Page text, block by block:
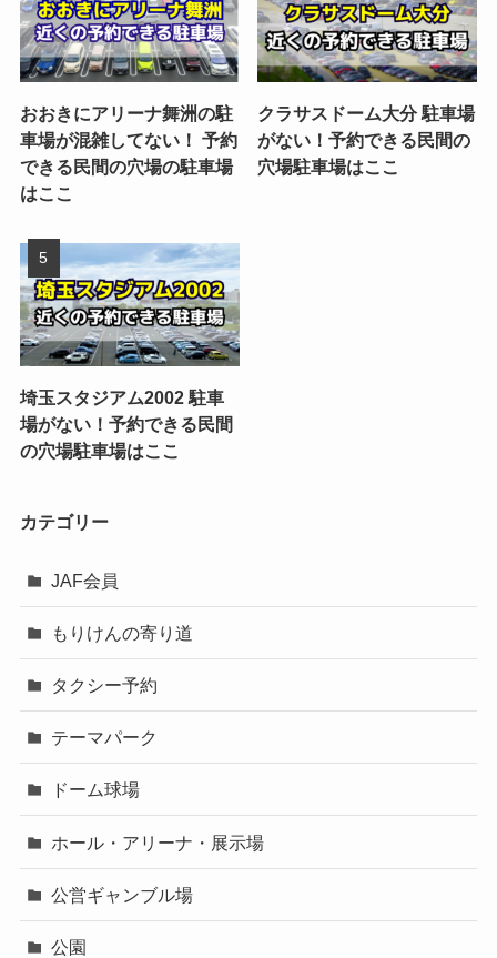
おおきにアリーナ舞洲の駐
車場が混雑してない！ 予約
できる民間の穴場の駐車場
はここ
クラサスドーム大分 駐車場
がない！予約できる民間の
穴場駐車場はここ
埼玉スタジアム2002 駐車
場がない！予約できる民間
の穴場駐車場はここ
カテゴリー
JAF会員
もりけんの寄り道
タクシー予約
テーマパーク
ドーム球場
ホール・アリーナ・展示場
公営ギャンブル場
公園